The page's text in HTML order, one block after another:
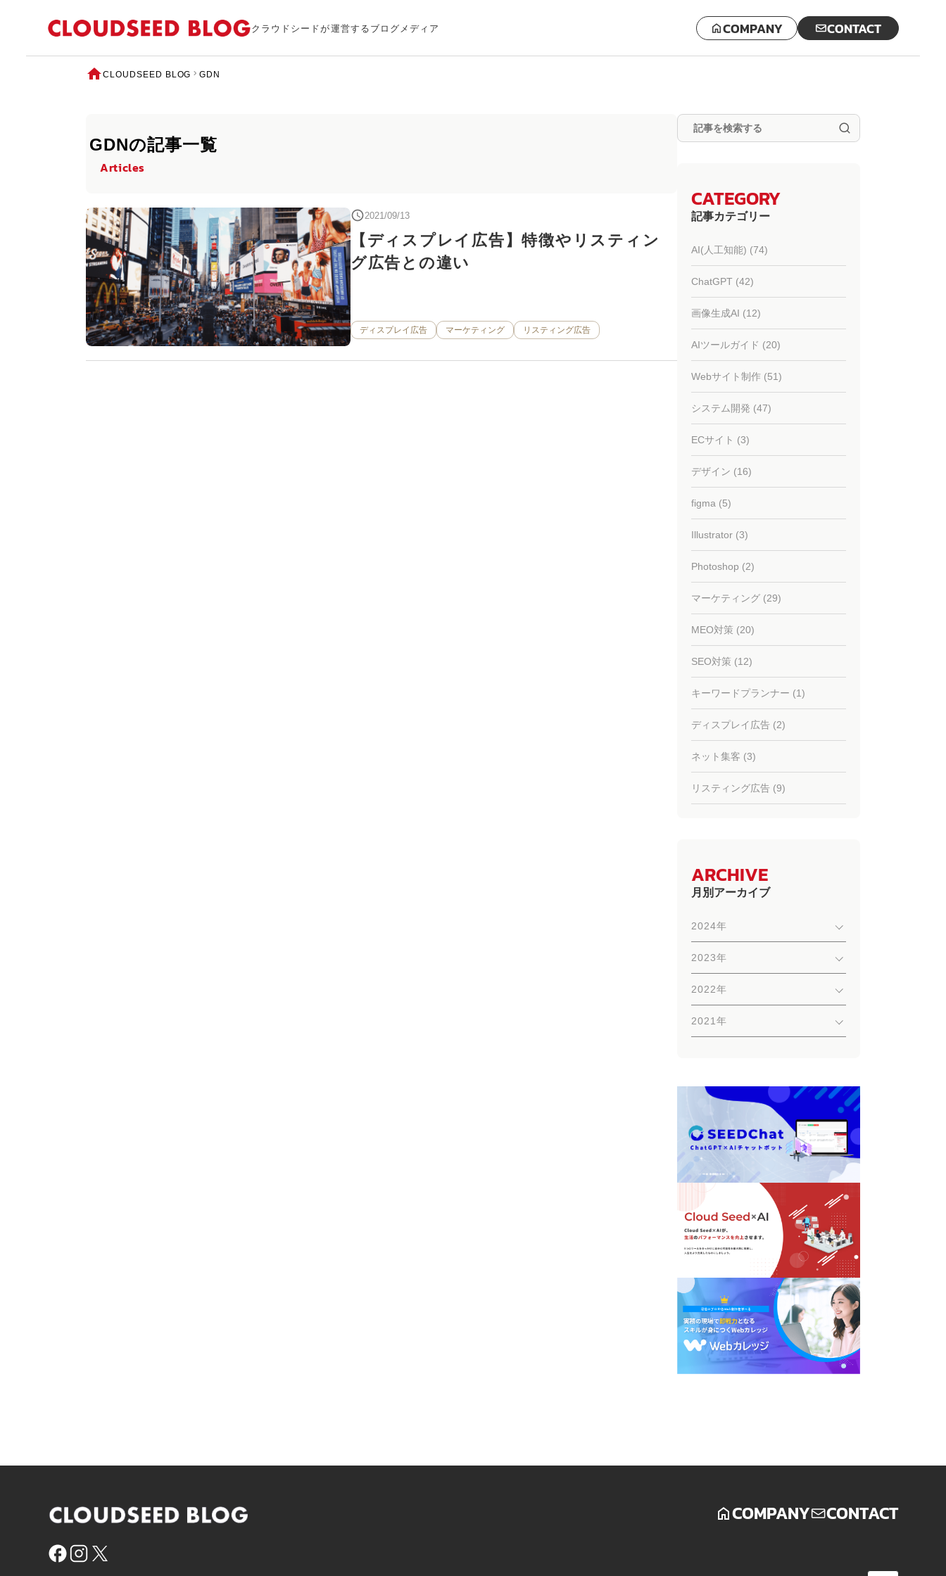
クラウドシードが運営するブログメディア COMPANY CONTACT
CLOUDSEED BLOG GDN
GDNの記事一覧
Articles
2021/09/13
【ディスプレイ広告】特徴やリスティン
グ広告との違い
ディスプレイ広告 マーケティング リスティング広告
CATEGORY
記事カテゴリー
AI(人工知能) (74)
ChatGPT (42)
画像生成AI (12)
AIツールガイド (20)
Webサイト制作 (51)
システム開発 (47)
ECサイト (3)
デザイン (16)
figma (5)
Illustrator (3)
Photoshop (2)
マーケティング (29)
MEO対策 (20)
SEO対策 (12)
キーワードプランナー (1)
ディスプレイ広告 (2)
ネット集客 (3)
リスティング広告 (9)
ARCHIVE
月別アーカイブ
2024年
2023年
2022年
2021年
COMPANY CONTACT